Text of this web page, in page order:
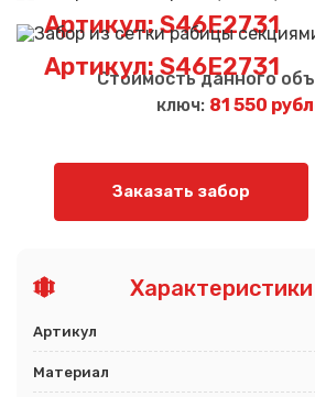
Артикул: S46E2731
Артикул: S46E2731
Стоимость данного
ключ: 81 550
Заказать забор
Характеристики
Артикул
Материал